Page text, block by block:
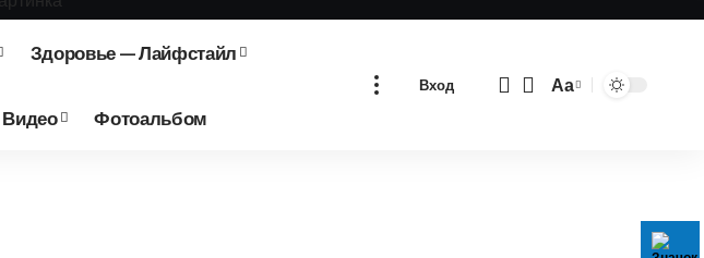
Здоровье — Лайфстайл
Видео Фотоальбом
Вход
Изменение
Аа